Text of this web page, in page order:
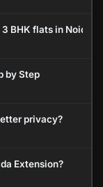
BHK flats in Noida?
by Step
privacy?
Extension?